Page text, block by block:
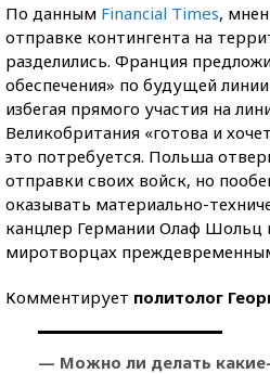
По данным Financial Times,
отправке контингента на
разделились. Франция
обеспечения» по будущей
избегая прямого участия на
Великобритания «готова и
это потребуется. Польша
отправки своих войск, но
оказывать материально-
канцлер Германии Олаф Шольц
миротворцах
Комментирует политолог
— Можно ли делать